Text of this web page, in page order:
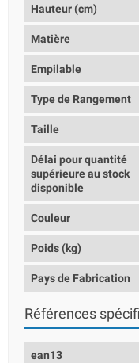
Hauteur (cm)
Matière
Empilable
Type de Rangement
Taille
Délai pour quantité
supérieure au stock
disponible
Couleur
Poids (kg)
Pays de Fabrication
Références
ean13